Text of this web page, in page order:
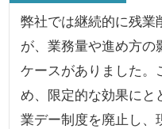
弊社では継続的に残業
が、業務量や進め方の
ケースがありました。
め、限定的な効果にと
業デー制度を廃止し、